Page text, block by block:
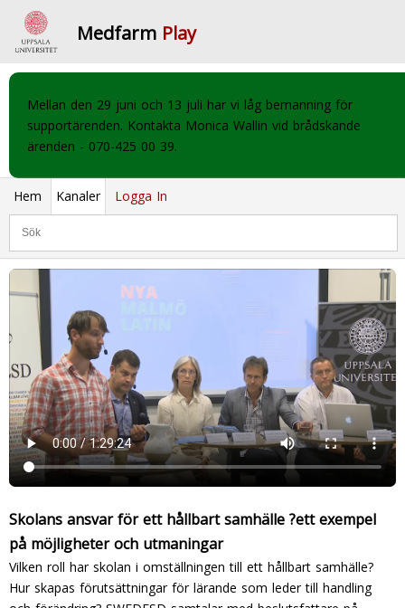
Medfarm Play
Mellan den 29 juni och 13 juli har vi låg bemanning för
supportärenden. Kontakta Monica Wallin vid brådskande
ärenden - 070-425 00 39.
Hem Kanaler Logga In
Skolans ansvar för ett hållbart samhälle ?ett exempel
på möjligheter och utmaningar
Vilken roll har skolan i omställningen till ett hållbart samhälle?
Hur skapas förutsättningar för lärande som leder till handling